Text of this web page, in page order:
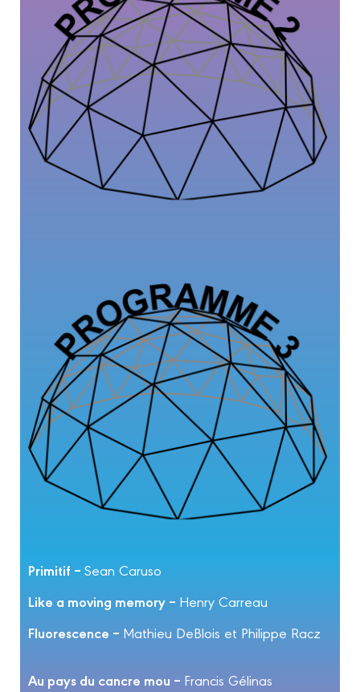
Primitif – Sean Caruso
Like a moving memory – Henry Carreau
Fluorescence – Mathieu DeBlois et Philippe Racz
Au pays du cancre mou – Francis Gélinas